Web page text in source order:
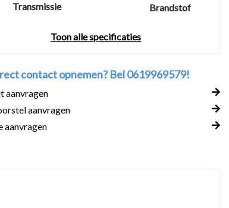
Transmissie
Brandstof
Toon alle specificaties
contact opnemen? Bel 0619969579!
aanvragen
aanvragen
aanvragen